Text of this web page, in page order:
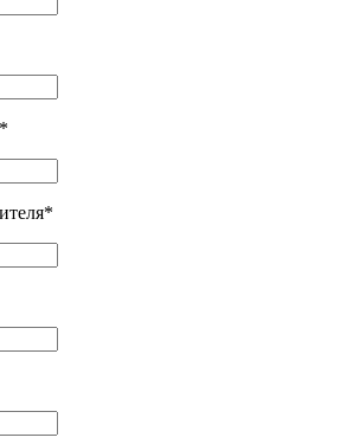
*
*